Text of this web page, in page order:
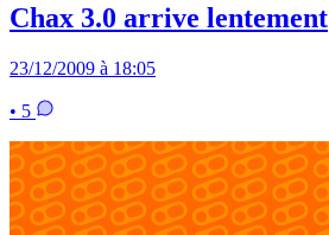
Chax 3.0 arrive lentement
23/12/2009 à 18:05
• 5